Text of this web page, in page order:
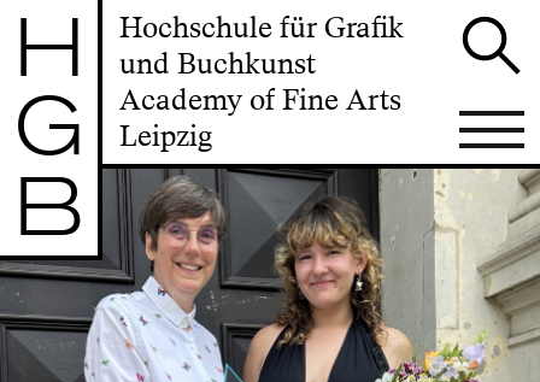
H
G
B
Hochschule für Grafik
und Buchkunst
Academy of Fine Arts
Leipzig